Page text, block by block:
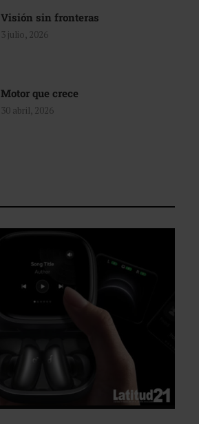
Visión sin fronteras
3 julio, 2026
Motor que crece
30 abril, 2026